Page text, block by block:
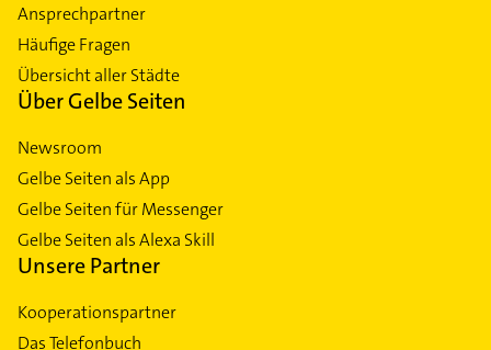
Ansprechpartner
Häufige Fragen
Übersicht aller Städte
Über Gelbe Seiten
Newsroom
Gelbe Seiten als App
Gelbe Seiten für Messenger
Gelbe Seiten als Alexa Skill
Unsere Partner
Kooperationspartner
Das Telefonbuch